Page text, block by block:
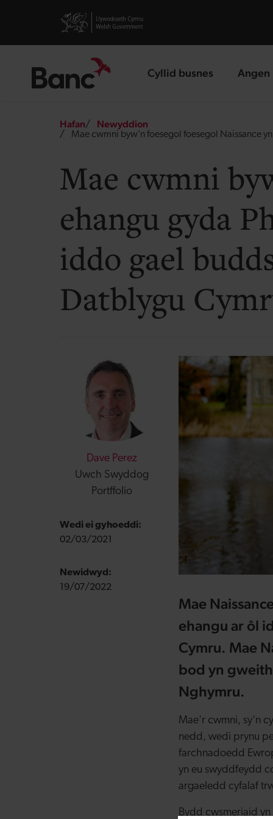
Visit gov.wales website
Cyllid busnes
landing page Angen
Breadcrumb
Hafan Newyddion
Mae cwmni byw’n foesegol foesegol Naissance
Mae cwmni
ehangu gyda
iddo gael
Datblygu
Dave Perez
Uwch Swyddog
Portffolio
Wedi ei gyhoeddi:
02/03/2021
Newidwyd:
19/07/2022
Mae
ehangu ar ôl
Cymru. Mae
bod yn
Nghymru.
Mae'r cwmni, sy'n
nedd, wedi prynu
farchnadoedd
yn eu swyddfeydd
argaeledd cyfalaf
Bydd cwsmeriaid